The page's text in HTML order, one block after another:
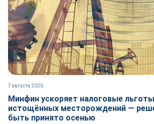
7 августа 2026
Минфин ускоряет налоговые
истощённых месторождений —
быть принято осенью